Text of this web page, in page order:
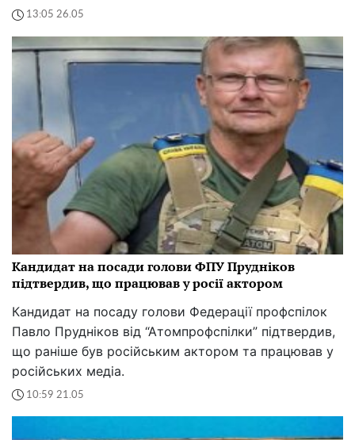
13:05 26.05
Кандидат на посади голови ФПУ Прудніков
підтвердив, що працював у росії актором
Кандидат на посаду голови Федерації профспілок
Павло Прудніков від “Атомпрофспілки” підтвердив,
що раніше був російським актором та працював у
російських медіа.
10:59 21.05